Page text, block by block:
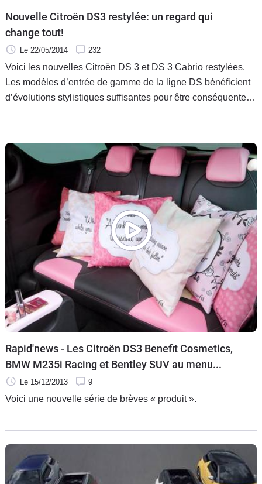
Nouvelle Citroën DS3 restylée: un regard qui
change tout!
Le 22/05/2014 232
Voici les nouvelles Citroën DS 3 et DS 3 Cabrio restylées.
Les modèles d’entrée de gamme de la ligne DS bénéficient
d’évolutions stylistiques suffisantes pour être conséquentes ;
l’introduction de la technologie Active City Brake, de
nouvelles motorisations conformes à la norme Euro6, ou
encore de nouveaux procédés de personnalisation.
Rapid'news - Les Citroën DS3 Benefit Cosmetics,
BMW M235i Racing et Bentley SUV au menu...
Le 15/12/2013 9
Voici une nouvelle série de brèves « produit ».